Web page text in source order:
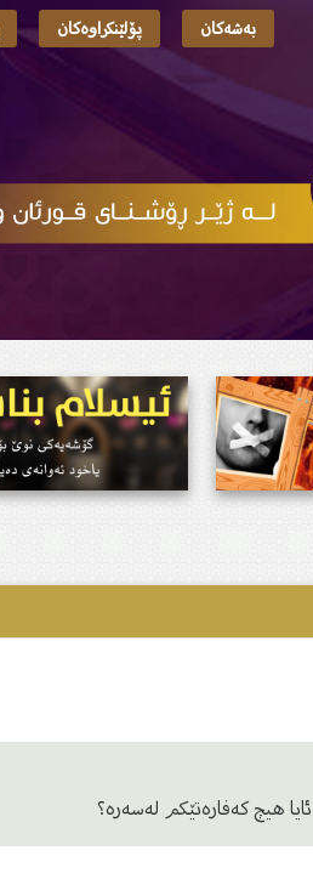
بەشەکان پۆلێنکراوەکان
هیچ کەفارەتێکم لەسەرە؟